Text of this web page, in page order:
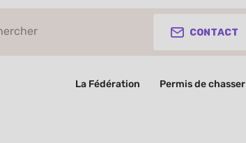
Contact
La Fédération Permis de chasser